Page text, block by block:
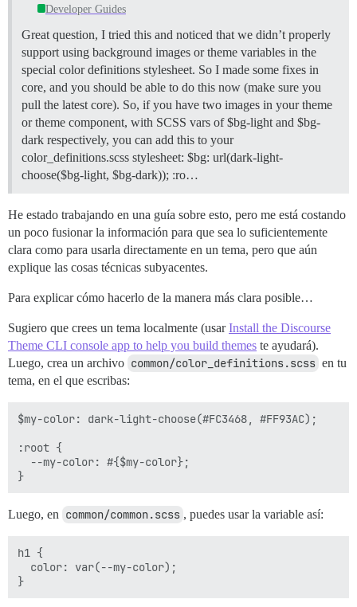
Developer Guides
Great question, I tried this and noticed that we didn’t properly
support using background images or theme variables in the
special color definitions stylesheet. So I made some fixes in
core, and you should be able to do this now (make sure you
pull the latest core). So, if you have two images in your theme
or theme component, with SCSS vars of $bg-light and $bg-
dark respectively, you can add this to your
color_definitions.scss stylesheet: $bg: url(dark-light-
choose($bg-light, $bg-dark)); :ro…
He estado trabajando en una guía sobre esto, pero me está costando
un poco fusionar la información para que sea lo suficientemente
clara como para usarla directamente en un tema, pero que aún
explique las cosas técnicas subyacentes.
Para explicar cómo hacerlo de la manera más clara posible…
Sugiero que crees un tema localmente (usarInstall the Discourse
Theme CLI console app to help you build themes te ayudará).
Luego, crea un archivo common/color_definitions.scss en tu
tema, en el que escribas:
$my-color: dark-light-choose(#FC3468, #FF93AC);
:root {
  --my-color: #{$my-color};
Luego, en common/common.scss , puedes usar la variable así:
h1 {
  color: var(--my-color);